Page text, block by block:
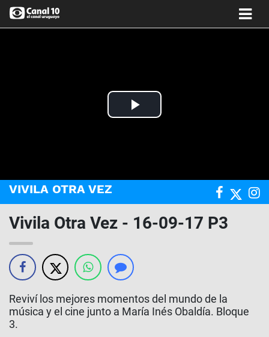
Play
VIVILA OTRA VEZ
Vivila Otra Vez - 16-09-17 P3
Reviví los mejores momentos del mundo de la
música y el cine junto a María Inés Obaldía. Bloque
3.